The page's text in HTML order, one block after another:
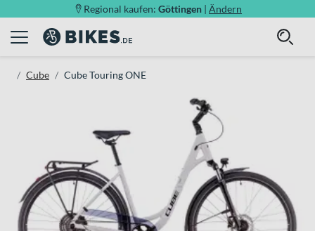
Regional kaufen: Göttingen | Ändern
Cube Cube Touring ONE